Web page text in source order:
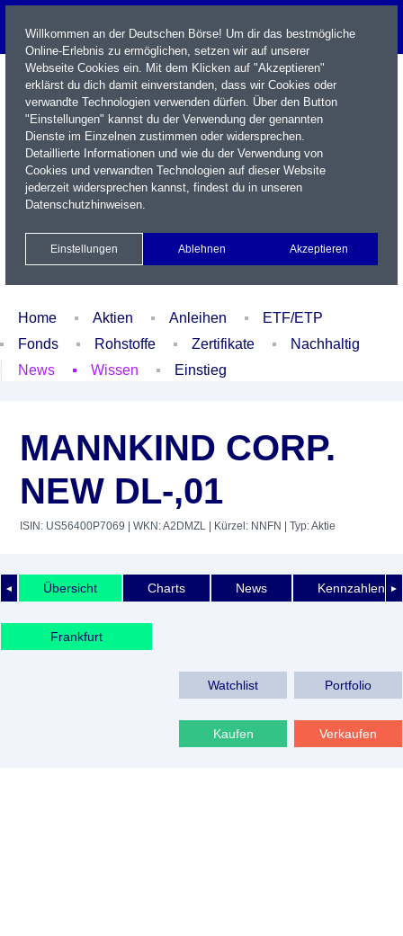
Name / WKN / ISIN / Kürzel
Xetra Realtime
Watchlist Portfolio Login
Home Aktien Anleihen
ETF/ETP
Fonds
Rohstoffe Zertifikate
Nachhaltig
News
Wissen Einstieg
MANNKIND CORP.
NEW DL-,01
ISIN: US56400P7069 | WKN: A2DMZL | Kürzel: NNFN | Typ: Aktie
◄ ►
Übersicht Charts News Kennzahlen
Frankfurt
Watchlist Portfolio
Kaufen Verkaufen
Willkommen an der Deutschen Börse! Um dir das bestmögliche
Online-Erlebnis zu ermöglichen, setzen wir auf unserer
Webseite Cookies ein. Mit dem Klicken auf "Akzeptieren"
erklärst du dich damit einverstanden, dass wir Cookies oder
verwandte Technologien verwenden dürfen. Über den Button
"Einstellungen" kannst du der Verwendung der genannten
Dienste im Einzelnen zustimmen oder widersprechen.
Detaillierte Informationen und wie du der Verwendung von
Cookies und verwandten Technologien auf dieser Website
jederzeit widersprechen kannst, findest du in unseren
Datenschutzhinweisen.
Einstellungen Ablehnen Akzeptieren